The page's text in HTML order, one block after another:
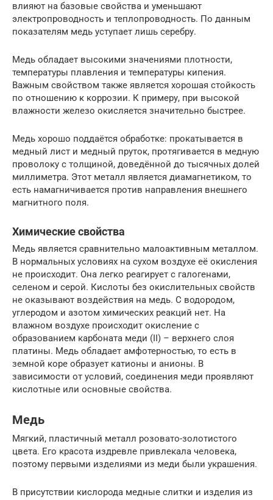
влияют на базовые свойства и уменьшают
электропроводность и теплопроводность. По данным
показателям медь уступает лишь серебру.
Медь обладает высокими значениями плотности,
температуры плавления и температуры кипения.
Важным свойством также является хорошая стойкость
по отношению к коррозии. К примеру, при высокой
влажности железо окисляется значительно быстрее.
Медь хорошо поддаётся обработке: прокатывается в
медный лист и медный пруток, протягивается в медную
проволоку с толщиной, доведённой до тысячных долей
миллиметра. Этот металл является диамагнетиком, то
есть намагничивается против направления внешнего
магнитного поля.
Химические свойства
Медь является сравнительно малоактивным металлом.
В нормальных условиях на сухом воздухе её окисления
не происходит. Она легко реагирует с галогенами,
селеном и серой. Кислоты без окислительных свойств
не оказывают воздействия на медь. С водородом,
углеродом и азотом химических реакций нет. На
влажном воздухе происходит окисление с
образованием карбоната меди (II) – верхнего слоя
платины. Медь обладает амфотерностью, то есть в
земной коре образует катионы и анионы. В
зависимости от условий, соединения меди проявляют
кислотные или основные свойства.
Медь
Мягкий, пластичный металл розовато-золотистого
цвета. Его красота издревле привлекала человека,
поэтому первыми изделиями из меди были украшения.
В присутствии кислорода медные слитки и изделия из